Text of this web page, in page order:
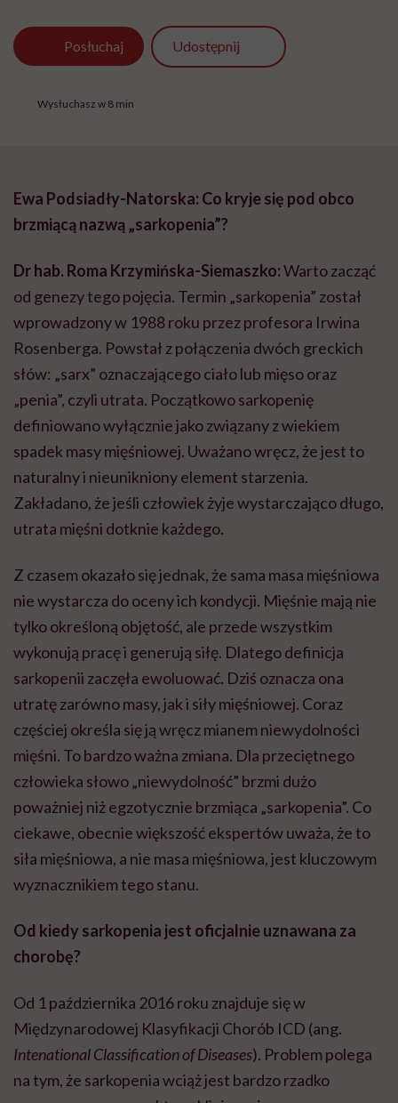
Posłuchaj Udostępnij
Wysłuchasz w 8 min
Ewa Podsiadły-Natorska: Co kryje się pod obco
brzmiącą nazwą „sarkopenia”?
Dr hab. Roma Krzymińska-Siemaszko:Warto zacząć
od genezy tego pojęcia. Termin „sarkopenia” został
wprowadzony w 1988 roku przez profesora Irwina
Rosenberga. Powstał z połączenia dwóch greckich
słów: „sarx” oznaczającego ciało lub mięso oraz
„penia”, czyli utrata. Początkowo sarkopenię
definiowano wyłącznie jako związany z wiekiem
spadek masy mięśniowej. Uważano wręcz, że jest to
naturalny i nieunikniony element starzenia.
Zakładano, że jeśli człowiek żyje wystarczająco długo,
utrata mięśni dotknie każdego.
Z czasem okazało się jednak, że sama masa mięśniowa
nie wystarcza do oceny ich kondycji. Mięśnie mają nie
tylko określoną objętość, ale przede wszystkim
wykonują pracę i generują siłę. Dlatego definicja
sarkopenii zaczęła ewoluować. Dziś oznacza ona
utratę zarówno masy, jak i siły mięśniowej. Coraz
częściej określa się ją wręcz mianem niewydolności
mięśni. To bardzo ważna zmiana. Dla przeciętnego
człowieka słowo „niewydolność” brzmi dużo
poważniej niż egzotycznie brzmiąca „sarkopenia”. Co
ciekawe, obecnie większość ekspertów uważa, że to
siła mięśniowa, a nie masa mięśniowa, jest kluczowym
wyznacznikiem tego stanu.
Od kiedy sarkopenia jest oficjalnie uznawana za
chorobę?
Od 1 października 2016 roku znajduje się w
Międzynarodowej Klasyfikacji Chorób ICD (ang.
Intenational Classification of Diseases). Problem polega
na tym, że sarkopenia wciąż jest bardzo rzadko